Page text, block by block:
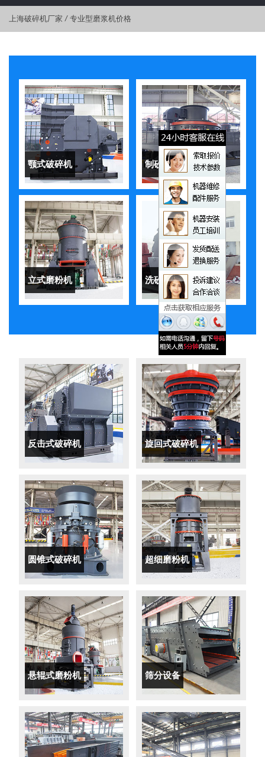
上海破碎机厂家 / 专业型磨浆机价格
颚式破碎机 制砂机
立式磨粉机 洗砂机
反击式破碎机 旋回式破碎机
圆锥式破碎机 超细磨粉机
悬辊式磨粉机 筛分设备